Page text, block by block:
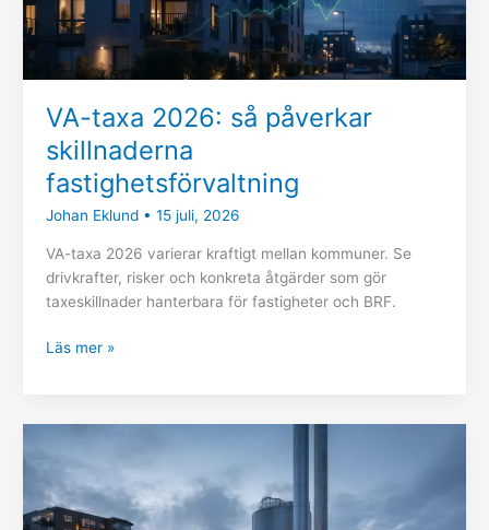
VA-taxa 2026: så påverkar
skillnaderna
fastighetsförvaltning
Johan Eklund • 15 juli, 2026
VA-taxa 2026 varierar kraftigt mellan kommuner. Se
drivkrafter, risker och konkreta åtgärder som gör
taxeskillnader hanterbara för fastigheter och BRF.
Läs mer »
Strategier